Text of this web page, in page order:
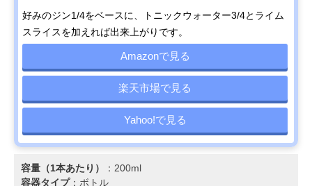
好みのジン1/4をベースに、トニックウォーター3/4とライム
スライスを加えれば出来上がりです。
Amazonで見る
楽天市場で見る
Yahoo!で見る
容量（1本あたり）
：200ml
容器タイプ：ボトル